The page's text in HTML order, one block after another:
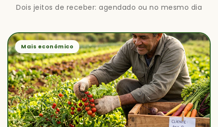
Dois jeitos de receber: agendado ou no mesmo dia
Mais econômico